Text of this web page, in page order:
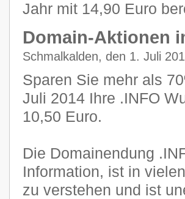
Jahr mit 14,90 Euro
Domain-Aktionen
Schmalkalden, den 1. Juli
Sparen Sie mehr als
Juli 2014 Ihre .INFO
10,50 Euro.
Die Domainendung
Information, ist in
zu verstehen und ist